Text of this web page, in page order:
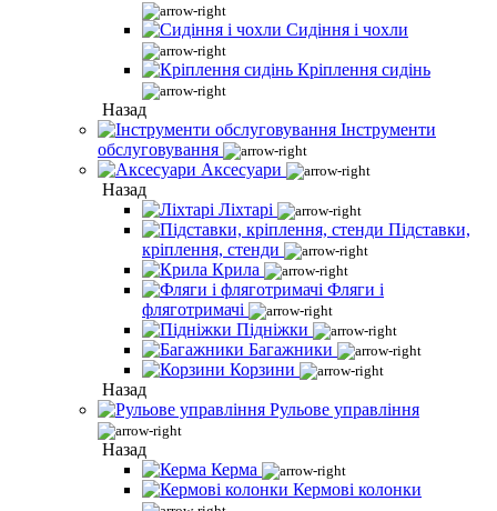
Сидіння і чохли
Кріплення сидінь
Назад
Інструменти
обслуговування
Аксесуари
Назад
Ліхтарі
Підставки,
кріплення, стенди
Крила
Фляги і
фляготримачі
Підніжки
Багажники
Корзини
Назад
Рульове управління
Назад
Керма
Кермові колонки